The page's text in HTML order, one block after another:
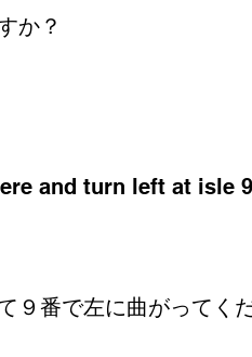
か？
and turn left at isle
９番で左に曲がってくだ